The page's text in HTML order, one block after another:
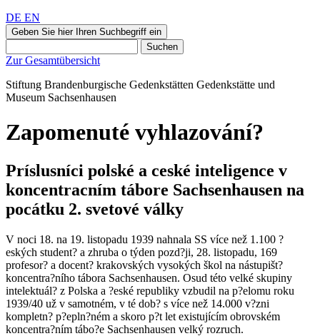
DE EN
Geben Sie hier Ihren Suchbegriff ein
Suchen
Zur Gesamtübersicht
Stiftung Brandenburgische Gedenkstätten Gedenkstätte und
Museum Sachsenhausen
Zapomenuté vyhlazování?
Príslusníci polské a ceské inteligence v
koncentracním tábore Sachsenhausen na
pocátku 2. svetové války
V noci 18. na 19. listopadu 1939 nahnala SS více než 1.100 ?
eských student? a zhruba o týden pozd?ji, 28. listopadu, 169
profesor? a docent? krakovských vysokých škol na nástupišt?
koncentra?ního tábora Sachsenhausen. Osud této velké skupiny
intelektuál? z Polska a ?eské republiky vzbudil na p?elomu roku
1939/40 už v samotném, v té dob? s více než 14.000 v?zni
kompletn? p?epln?ném a skoro p?t let existujícím obrovském
koncentra?ním tábo?e Sachsenhausen velký rozruch.